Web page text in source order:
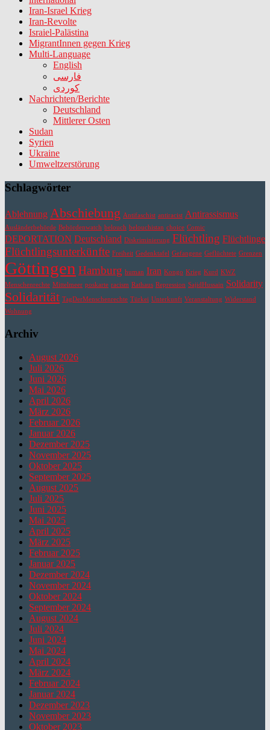
Iran-Israel Krieg
Iran-Revolte
Israiel-Palästina
MigrantInnen gegen Krieg
Multi-Language
English
فارسی
کوردی
Nachrichten/Berichte
Deutschland
Mittlerer Osten
Sudan
Syrien
Ukraine
Umweltzerstörung
Schlagwörter
Ablehnung Abschiebung Antifaschist antiracist Antirassismus
Ausländerbehörde Behördenwatch belouch belouchistan choice Comic
DEPORTATION Deutschland Diskriminierung Flüchtling Flüchtlinge
Flüchtlingsunterkünfte Freiheit Gedenktafel Gefangene Geflüchtete Grenzen
Göttingen Hamburg human Iran Kongo Krieg Kurd KWZ
Menschenrechte Mittelmeer poskarte racism Rathaus Repression SajidHussain Solidarity
Solidarität TagDerMenschenrechte Türkei Unterkunft Veranstaltung Widerstand
Wohnung
Archiv
August 2026
Juli 2026
Juni 2026
Mai 2026
April 2026
März 2026
Februar 2026
Januar 2026
Dezember 2025
November 2025
Oktober 2025
September 2025
August 2025
Juli 2025
Juni 2025
Mai 2025
April 2025
März 2025
Februar 2025
Januar 2025
Dezember 2024
November 2024
Oktober 2024
September 2024
August 2024
Juli 2024
Juni 2024
Mai 2024
April 2024
März 2024
Februar 2024
Januar 2024
Dezember 2023
November 2023
Oktober 2023